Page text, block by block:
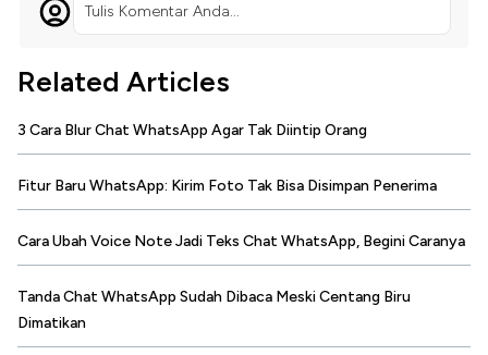
Tulis Komentar Anda...
Related Articles
3 Cara Blur Chat WhatsApp Agar Tak Diintip Orang
Fitur Baru WhatsApp: Kirim Foto Tak Bisa Disimpan Penerima
Cara Ubah Voice Note Jadi Teks Chat WhatsApp, Begini Caranya
Tanda Chat WhatsApp Sudah Dibaca Meski Centang Biru
Dimatikan